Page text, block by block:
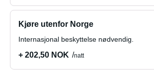
Kjøre utenfor Norge
Internasjonal beskyttelse nødvendig.
+ 202,50 NOK natt